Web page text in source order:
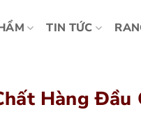
TIN TỨC
Hàng Đầu